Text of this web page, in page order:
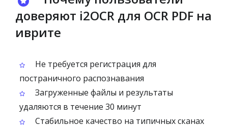
доверяют i2OCR для OCR PDF на
иврите
Не требуется регистрация для
постраничного распознавания
Загруженные файлы и результаты
удаляются в течение 30 минут
Стабильное качество на типичных сканах